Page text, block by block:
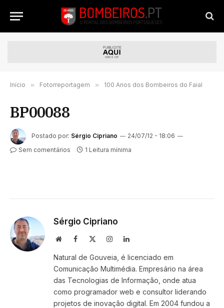
Início » Fotorreportagem » 100 Anos dos Bombeiros do Faial
BP00088
Postado por: Sérgio Cipriano
24/07/12 - 18:06
Sem comentários
1 Leitura mínima
Sérgio Cipriano
WebsiteFacebook InstagramLinkedIn
Natural de Gouveia, é licenciado em
Comunicação Multimédia. Empresário na área
das Tecnologias de Informação, onde atua
como programador web e consultor liderando
projetos de inovação digital. Em 2004 fundou a